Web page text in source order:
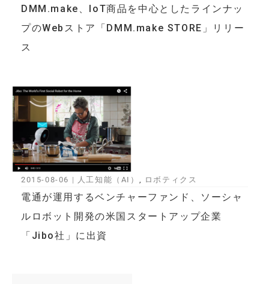
DMM.make、IoT商品を中心としたラインナッ
プのWebストア「DMM.make STORE」リリー
ス
電通が運用するベンチャーファンド、ソーシャ
ルロボット開発の米国スタートアップ企業
「Jibo社」に出資
2015-08-06 | 人工知能（AI） , ロボティクス